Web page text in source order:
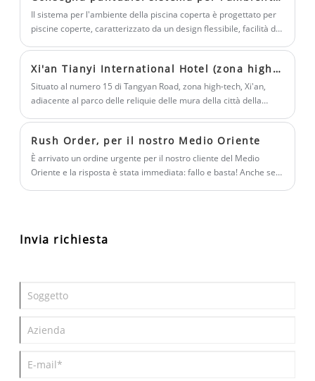
energetico. Più soldi risparmi, meglio è. Più risparmi, più
guadagni; la seconda è la stabilità.
Il sistema per l'ambiente della piscina coperta è progettato per
piscine coperte, caratterizzato da un design flessibile, facilità di
Xi'an Tianyi International Hotel (zona high-tech del JW Marriott Hotel Xi'an)
Situato al numero 15 di Tangyan Road, zona high-tech, Xi'an,
adiacente al parco delle reliquie delle mura della città della
Rush Order, per il nostro Medio Oriente
È arrivato un ordine urgente per il nostro cliente del Medio
Oriente e la risposta è stata immediata: fallo e basta! Anche se il
Invia richiesta